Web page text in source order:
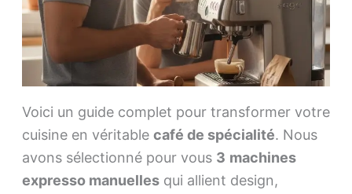
Voici un guide complet pour transformer votre
cuisine en véritable café de spécialité. Nous
avons sélectionné pour vous 3 machines
expresso manuellesqui allient design,